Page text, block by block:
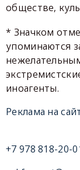
обществе,
* Значком
упоминаются
иноагенты.
Реклама на
+7 978 818-20-